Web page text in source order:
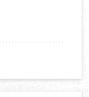
EN ACTION